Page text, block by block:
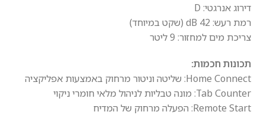
דירוג אנרגטי: D
רמת רעש: 42 dB (שקט במיוחד)
צריכת מים למחזור: 9 ליטר
תכונות חכמות:
Home Connect: שליטה וניטור מרחוק באמצעות אפליקציה
Tab Counter: מונה טבליות לניהול מלאי חומרי ניקוי
Remote Start: הפעלה מרחוק של המדיח